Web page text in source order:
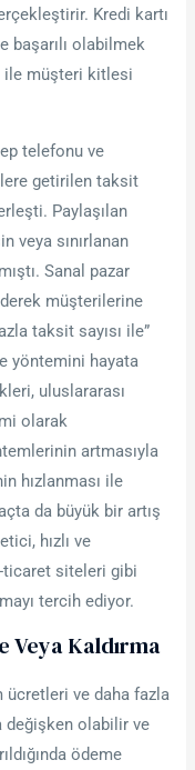
Kredi kartı
başarılı olabilmek
ile müşteri kitlesi
telefonu ve
getirilen taksit
Paylaşılan
veya sınırlanan
Sanal pazar
müşterilerine
taksit sayısı ile”
yöntemini hayata
uluslararası
olarak
artmasıyla
hızlanması ile
da büyük bir artış
hızlı ve
ticaret siteleri gibi
tercih ediyor.
Veya Kaldırma
ve daha fazla
değişken olabilir ve
ödeme